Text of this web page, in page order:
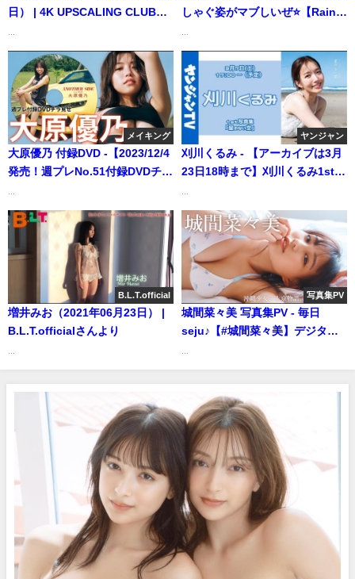
日） | 4K UPSCALING CLUBさ
しゃぐ姿がマブしいぜ⭐️【Rain
ヤンマガchさんより
メイキング
大原優乃 付録DVD -【2023/12/4
発売！週プレNo.51付録DVDチラ
DVDが視聴できる♪ #大原優乃
Yuuno Ohara（2023年12月01
日） | 週プレChannel【集英社
週刊プレイボーイ公式】さんよ
ヤンジャン
刈川くるみ - 【アーカイブは3月
23日18時まで】刈川くるみ1st写
サイン会 (Mar 07, 2026) | ヤンジ
ャンTV【集英社ヤングジャンプ
公式】さんより
B.L.T.official
増井みお（2021年06月23日） |
B.L.T.officialさんより
写真集PV
城間菜々美 写真集PV - 毎日
seju♪【#城間菜々美】デジタル
Shiroma（2024年02月05日） |
週プレChannel【集英社 週刊プ
レイボーイ公式】さんより